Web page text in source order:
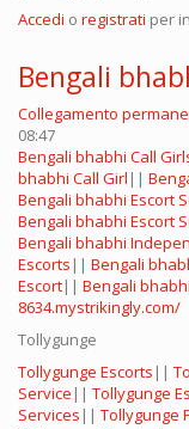
Accedi o registrati per
Bengali
Collegamento
08:47
Bengali bhabhi Call
bhabhi Call Girl ||
Bengali bhabhi Escort
Bengali bhabhi Escort
Bengali bhabhi
Escorts || Bengali
Escort|| Bengali
8634.mystrikingly.com/
Tollygunge
Tollygunge Escorts ||
Service || Tollygunge
Services || Tollygunge